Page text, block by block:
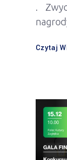
.
Czytaj